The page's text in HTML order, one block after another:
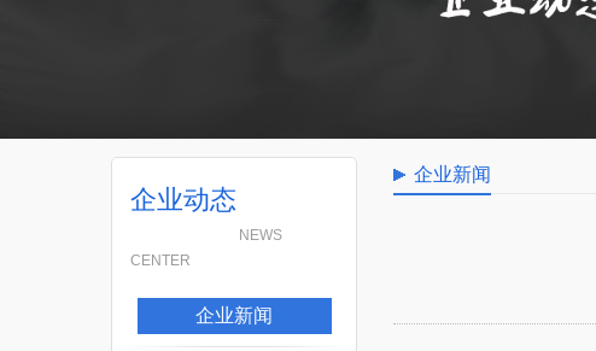
企业动态
NEWS
CENTER
企业新闻
企业新闻